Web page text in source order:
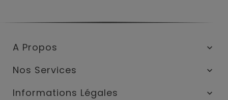
A Propos 
Nos Services 
Informations Légales 